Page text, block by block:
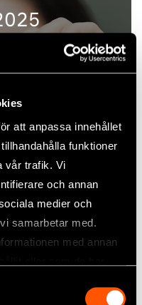
att anpassa innehållet
funktioner
vår trafik. Vi
och annan
medier och
samarbetar med.
med annan